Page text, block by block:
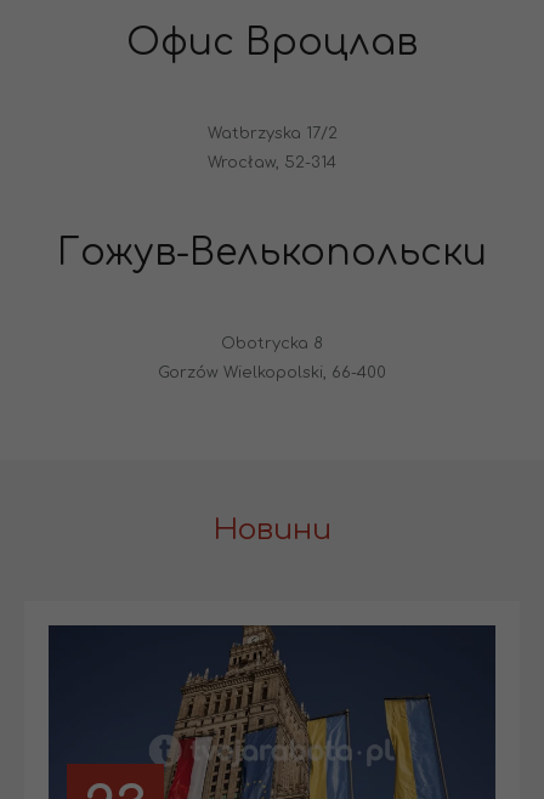
Офис Вроцлав
Watbrzyska 17/2
Wrocław, 52-314
Гожув-Велькопольски
Obotrycka 8
Gorzów Wielkopolski, 66-400
Новини